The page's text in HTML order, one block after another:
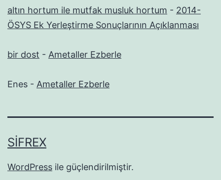
altın hortum ile mutfak musluk hortum - 2014-
ÖSYS Ek Yerleştirme Sonuçlarının Açıklanması
bir dost - Ametaller Ezberle
Enes - Ametaller Ezberle
SIFREX
WordPress ile güçlendirilmiştir.